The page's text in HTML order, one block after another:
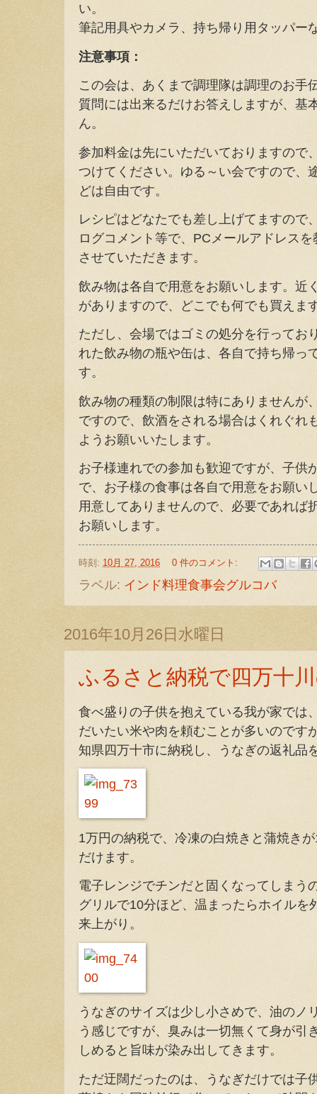
い。
筆記用具やカメラ、持ち帰り用タッパー
注意事項：
この会は、あくまで調理隊は調理のお手
質問には出来るだけお答えしますが、基
ん。
参加料金は先にいただいておりますので
つけてください。ゆる～い会ですので、
どは自由です。
レシピはどなたでも差し上げてますので
ログコメント等で、PCメールアドレス
させていただきます。
飲み物は各自で用意をお願いします。近
がありますので、どこでも何でも買えま
ただし、会場ではゴミの処分を行ってお
れた飲み物の瓶や缶は、各自で持ち帰っ
す。
飲み物の種類の制限は特にありませんが
ですので、飲酒をされる場合はくれぐれ
ようお願いいたします。
お子様連れでの参加も歓迎ですが、子供
で、お子様の食事は各自で用意をお願い
用意してありませんので、必要であれば
お願いします。
時刻: 10月 27, 2016 0 件のコメント:
ラベル: インド料理食事会グルコバ
2016年10月26日水曜日
ふるさと納税で四万十
食べ盛りの子供を抱えている我が家では
だいたい米や肉を頼むことが多いのです
知県四万十市に納税し、うなぎの返礼品
1万円の納税で、冷凍の白焼きと蒲焼き
だけます。
電子レンジでチンだと固くなってしまう
グリルで10分ほど、温まったらホイルを
来上がり。
うなぎのサイズは少し小さめで、油のノ
う感じですが、臭みは一切無くて身が引
しめると旨味が染み出してきます。
ただ迂闊だったのは、うなぎだけでは子